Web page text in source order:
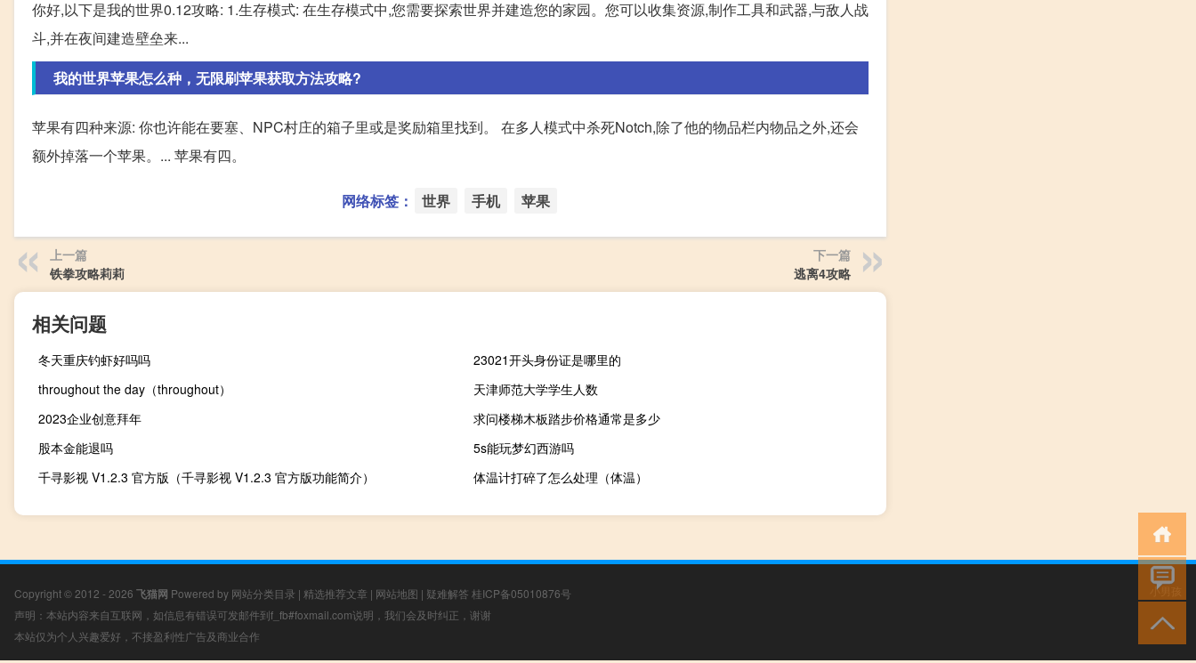
你好,以下是我的世界0.12攻略: 1.生存模式: 在生存模式中,您需要探索世界并建造您的家园。您可以收集资源,制作工具和武器,与敌人战
斗,并在夜间建造壁垒来...
我的世界苹果怎么种，无限刷苹果获取方法攻略?
苹果有四种来源: 你也许能在要塞、NPC村庄的箱子里或是奖励箱里找到。 在多人模式中杀死Notch,除了他的物品栏内物品之外,还会
额外掉落一个苹果。... 苹果有四。
网络标签： 世界 手机 苹果
上一篇
铁拳攻略莉莉
下一篇
逃离4攻略
相关问题
冬天重庆钓虾好吗吗
23021开头身份证是哪里的
throughout the day（throughout）
天津师范大学学生人数
2023企业创意拜年
求问楼梯木板踏步价格通常是多少
股本金能退吗
5s能玩梦幻西游吗
千寻影视 V1.2.3 官方版（千寻影视 V1.2.3 官方版功能简介）
体温计打碎了怎么处理（体温）
Copyright © 2012 - 2026 飞猫网 Powered by 网站分类目录 | 精选推荐文章 | 网站地图 | 疑难解答 桂ICP备05010876号
声明：本站内容来自互联网，如信息有错误可发邮件到f_fb#foxmail.com说明，我们会及时纠正，谢谢
本站仅为个人兴趣爱好，不接盈利性广告及商业合作
小男孩